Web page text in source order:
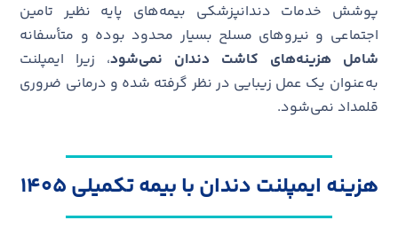
پوشش خدمات دندانپزشکی بیمه‌های پایه نظیر تامین
اجتماعی و نیروهای مسلح بسیار محدود بوده و متأسفانه
شامل هزینه‌های کاشت دندان نمی‌شود، زیرا ایمپلنت
به‌عنوان یک عمل زیبایی در نظر گرفته شده و درمانی ضروری
قلمداد نمی‌شود.
هزینه ایمپلنت دندان با بیمه تکمیلی 1405